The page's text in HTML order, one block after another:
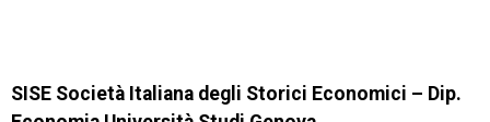
SISE Società Italiana degli Storici Economici – Dip.